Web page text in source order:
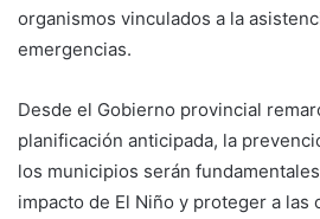
organismos vinculados a la
emergencias.
Desde el Gobierno provincial
planificación anticipada, la
los municipios serán
impacto de El Niño y proteger a las